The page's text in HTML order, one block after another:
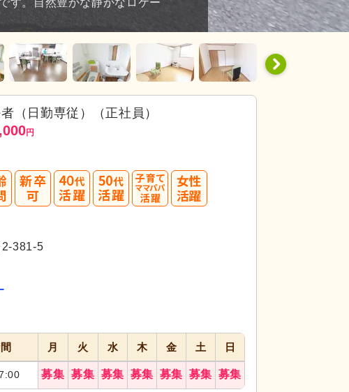
す。自然豊かな静かなロケー
（日勤専従）（正社員）
円
2-381-5
月 火 水 木 金 土 日
募集 募集 募集 募集 募集 募集 募集